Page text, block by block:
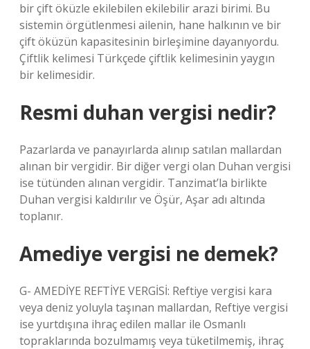
bir çift öküzle ekilebilen ekilebilir arazi birimi. Bu
sistemin örgütlenmesi ailenin, hane halkının ve bir
çift öküzün kapasitesinin birleşimine dayanıyordu.
Çiftlik kelimesi Türkçede çiftlik kelimesinin yaygın
bir kelimesidir.
Resmi duhan vergisi nedir?
Pazarlarda ve panayırlarda alınıp satılan mallardan
alınan bir vergidir. Bir diğer vergi olan Duhan vergisi
ise tütünden alınan vergidir. Tanzimat’la birlikte
Duhan vergisi kaldırılır ve Öşür, Aşar adı altında
toplanır.
Amediye vergisi ne demek?
G- AMEDİYE REFTİYE VERGİSİ: Reftiye vergisi kara
veya deniz yoluyla taşınan mallardan, Reftiye vergisi
ise yurtdışına ihraç edilen mallar ile Osmanlı
topraklarında bozulmamış veya tüketilmemiş, ihraç